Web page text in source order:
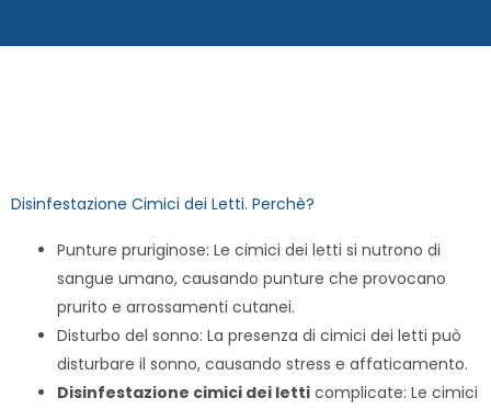
Disinfestazione Cimici dei Letti. Perchè?
Punture pruriginose: Le cimici dei letti si nutrono di
sangue umano, causando punture che provocano
prurito e arrossamenti cutanei.
Disturbo del sonno: La presenza di cimici dei letti può
disturbare il sonno, causando stress e affaticamento.
Disinfestazione cimici dei letti complicate: Le cimici